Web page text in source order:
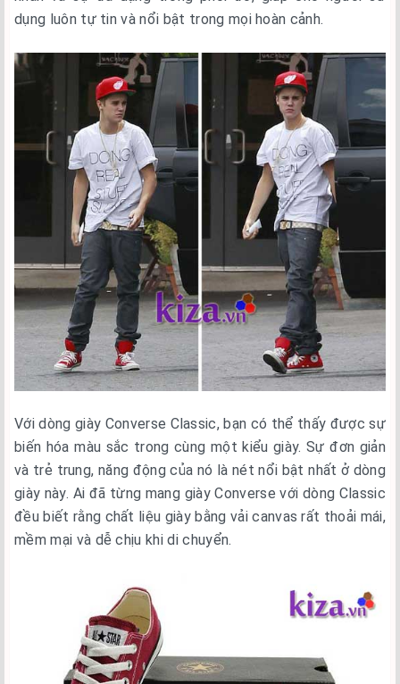
dụng luôn tự tin và nổi bật trong mọi hoàn cảnh.
Với dòng giày Converse Classic, bạn có thể thấy được sự
biến hóa màu sắc trong cùng một kiểu giày. Sự đơn giản
và trẻ trung, năng động của nó là nét nổi bật nhất ở dòng
giày này. Ai đã từng mang giày Converse với dòng Classic
đều biết rằng chất liệu giày bằng vải canvas rất thoải mái,
mềm mại và dễ chịu khi di chuyển.